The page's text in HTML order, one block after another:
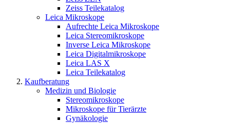
Zeiss Teilekatalog
Leica Mikroskope
Aufrechte Leica Mikroskope
Leica Stereomikroskope
Inverse Leica Mikroskope
Leica Digitalmikroskope
Leica LAS X
Leica Teilekatalog
Kaufberatung
Medizin und Biologie
Stereomikroskope
Mikroskope für Tierärzte
Gynäkologie